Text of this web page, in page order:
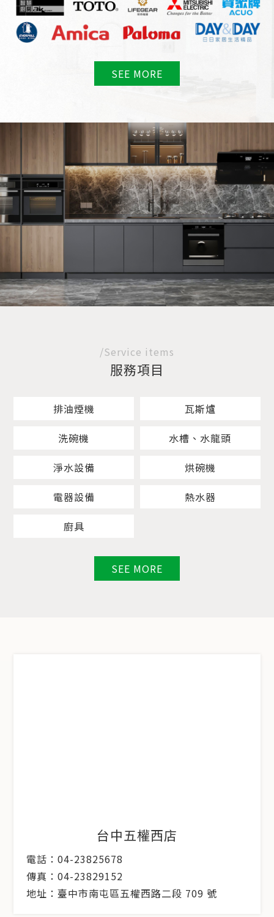
SEE MORE
/Service items
服務項目
排油煙機
瓦斯爐
洗碗機
水槽、水龍頭
淨水設備
烘碗機
電器設備
熱水器
廚具
SEE MORE
台中五權西店
電話：04-23825678
傳真：04-23829152
地址：臺中市南屯區五權西路二段 709 號